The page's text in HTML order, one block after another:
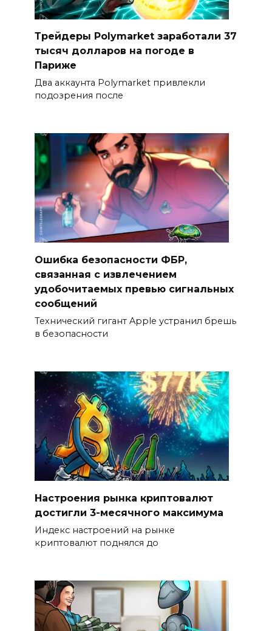
Трейдеры Polymarket заработали 37
тысяч долларов на погоде в
Париже
Два аккаунта Polymarket привлекли
подозрения после
Ошибка безопасности ФБР,
связанная с извлечением
удобочитаемых превью сигнальных
сообщений
Технический гигант Apple устранил брешь
в безопасности
Настроения рынка криптовалют
достигли 3-месячного максимума
Индекс настроений на рынке
криптовалют поднялся до